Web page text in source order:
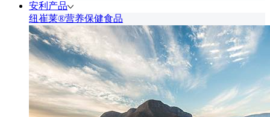
安利产品
纽崔莱®营养保健食品